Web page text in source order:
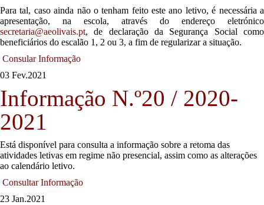
Para tal, caso ainda não o tenham feito este ano letivo, é necessária a
apresentação, na escola, através do endereço eletrónico
secretaria@aeolivais.pt, de declaração da Segurança Social como
beneficiários do escalão 1, 2 ou 3, a fim de regularizar a situação.
Consular Informação
03 Fev.2021
Informação N.º20 / 2020-
2021
Está disponível para consulta a informação sobre a retoma das
atividades letivas em regime não presencial, assim como as alterações
ao calendário letivo.
Consultar Informação
23 Jan.2021